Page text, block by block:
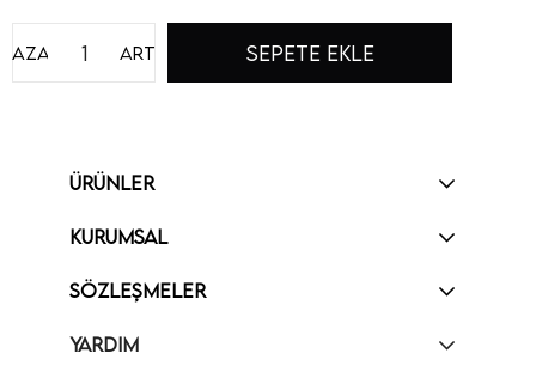
Artır
Azalt
ÜRÜNLER
KURUMSAL
SÖZLEŞMELER
YARDIM